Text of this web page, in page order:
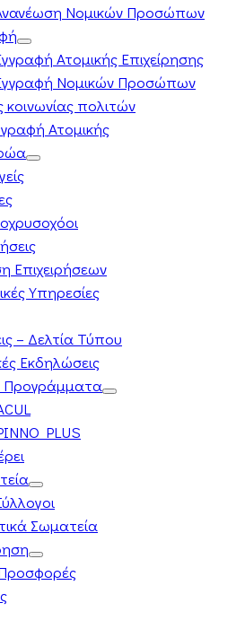
Νομικών Προσώπων
Ατομικής Επιχείρησης
Νομικών Προσώπων
πολιτών
Ατομικής
Επιχειρήσεων
Υπηρεσίες
– Δελτία Τύπου
Εκδηλώσεις
Προγράμματα
PLUS
Σωματεία